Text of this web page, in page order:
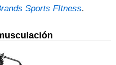
Sports FItness.